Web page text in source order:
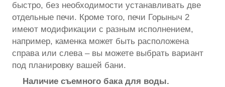
быстро, без необходимости устанавливать две
отдельные печи. Кроме того, печи Горыныч 2
имеют модификации с разным исполнением,
например, каменка может быть расположена
справа или слева – вы можете выбрать вариант
под планировку вашей бани.
Наличие съемного бака для воды.